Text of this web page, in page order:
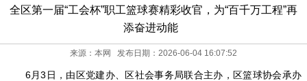
全区第一届“工会杯”职工篮球赛精彩收官，为“百千万工程”再
添奋进动能
来源：本网 发布日期：2026-06-04 16:07:52
6月3日，由区党建办、区社会事务局联合主办，区篮球协会承办